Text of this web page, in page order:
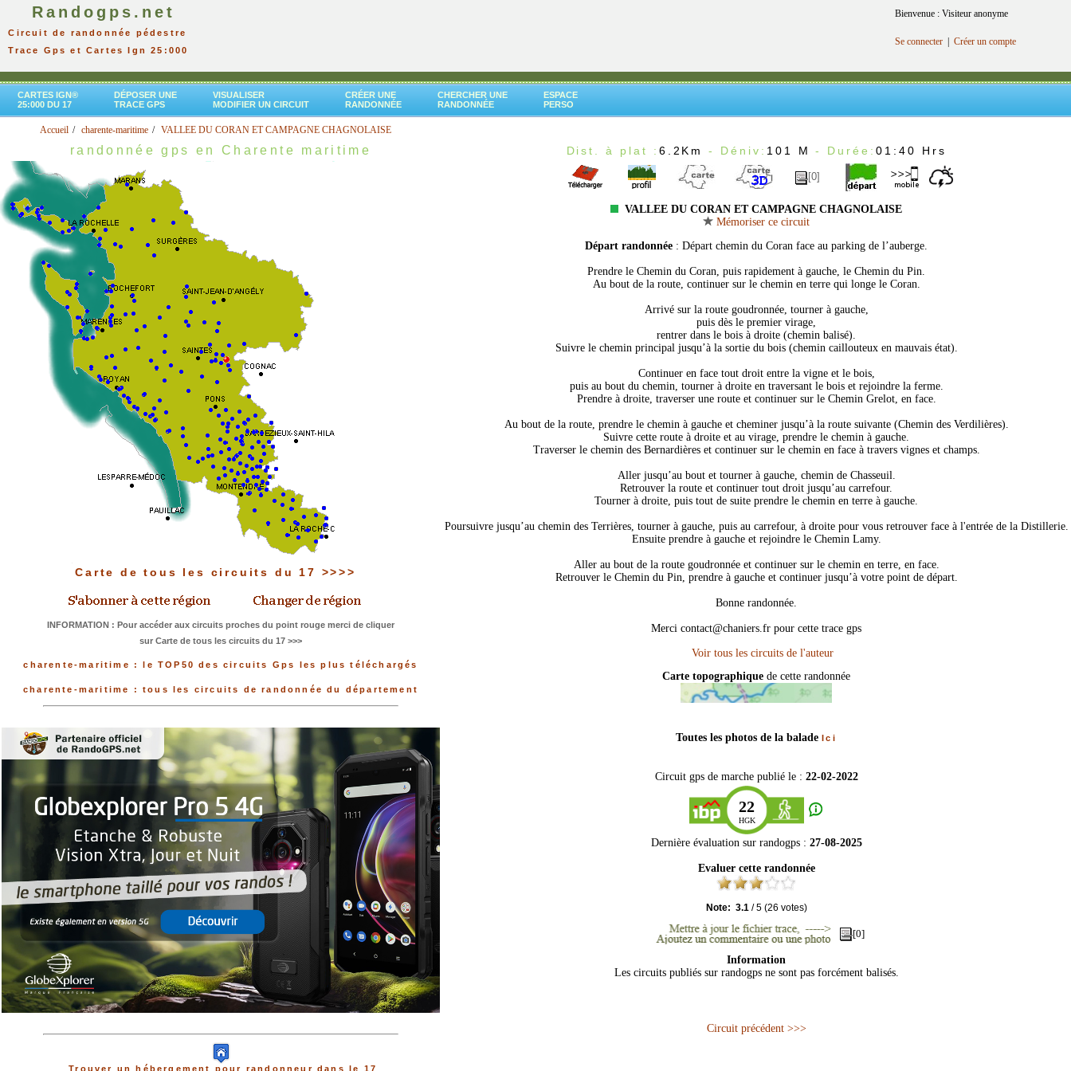
Randogps.net
Circuit de randonnée pédestre
Trace Gps et Cartes Ign 25:000
Bienvenue : Visiteur anonyme
Se connecter Créer un compte
CARTES IGN®
25:000 DU 17
DÉPOSER UNE
TRACE GPS
VISUALISER
MODIFIER UN CIRCUIT
CRÉER UNE
RANDONNÉE
CHERCHER UNE
RANDONNÉE
ESPACE
PERSO
Accueil charente-maritime VALLEE DU CORAN ET CAMPAGNE CHAGNOLAISE
randonnée gps en Charente maritime
Carte de tous les circuits du 17 >>>>
INFORMATION : Pour accéder aux circuits proches du point rouge merci de cliquer
sur Carte de tous les circuits du 17 >>>
charente-maritime : le TOP50 des circuits Gps les plus téléchargés
charente-maritime : tous les circuits de randonnée du département
Trouver un hébergement pour randonneur dans le 17
Dist. à plat : 6.2Km - Déniv: 101 M- Durée:01:40 Hrs
[0]
VALLEE DU CORAN ET CAMPAGNE CHAGNOLAISE
Mémoriser ce circuit
Départ randonnée : Départ chemin du Coran face au parking de l’auberge.
Prendre le Chemin du Coran, puis rapidement à gauche, le Chemin du Pin.
Au bout de la route, continuer sur le chemin en terre qui longe le Coran.
Arrivé sur la route goudronnée, tourner à gauche,
puis dès le premier virage,
rentrer dans le bois à droite (chemin balisé).
Suivre le chemin principal jusqu’à la sortie du bois (chemin caillouteux en mauvais état).
Continuer en face tout droit entre la vigne et le bois,
puis au bout du chemin, tourner à droite en traversant le bois et rejoindre la ferme.
Prendre à droite, traverser une route et continuer sur le Chemin Grelot, en face.
Au bout de la route, prendre le chemin à gauche et cheminer jusqu’à la route suivante (Chemin des Verdilières).
Suivre cette route à droite et au virage, prendre le chemin à gauche.
Traverser le chemin des Bernardières et continuer sur le chemin en face à travers vignes et champs.
Aller jusqu’au bout et tourner à gauche, chemin de Chasseuil.
Retrouver la route et continuer tout droit jusqu’au carrefour.
Tourner à droite, puis tout de suite prendre le chemin en terre à gauche.
Poursuivre jusqu’au chemin des Terrières, tourner à gauche, puis au carrefour, à droite pour vous retrouver face à l'entrée de la Distillerie.
Ensuite prendre à gauche et rejoindre le Chemin Lamy.
Aller au bout de la route goudronnée et continuer sur le chemin en terre, en face.
Retrouver le Chemin du Pin, prendre à gauche et continuer jusqu’à votre point de départ.
Bonne randonnée.
Merci contact@chaniers.fr pour cette trace gps
Carte topographique de cette randonnée
Toutes les photos de la baladeIci
Circuit gps de marche publié le : 22-02-2022
22
HGK
Dernière évaluation sur randogps : 27-08-2025
Evaluer cette randonnée
Note: 3.1/5(26 votes)
[0]
Information
Les circuits publiés sur randogps ne sont pas forcément balisés.
Circuit précédent >>>